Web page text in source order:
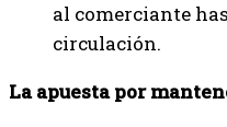
al comerciante
circulación.
La apuesta por